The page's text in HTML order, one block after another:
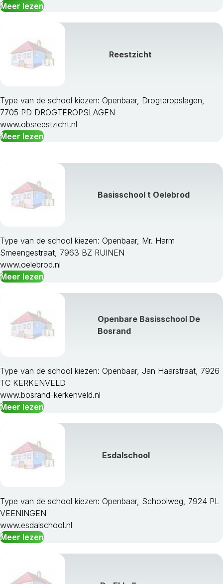
Meer lezen
Reestzicht
Type van de school kiezen: Openbaar, Drogteropslagen,
7705 PD DROGTEROPSLAGEN
www.obsreestzicht.nl
Meer lezen
Basisschool t Oelebrod
Type van de school kiezen: Openbaar, Mr. Harm
Smeengestraat, 7963 BZ RUINEN
www.oelebrod.nl
Meer lezen
Openbare Basisschool De
Bosrand
Type van de school kiezen: Openbaar, Jan Haarstraat, 7926
TC KERKENVELD
www.bosrand-kerkenveld.nl
Meer lezen
Esdalschool
Type van de school kiezen: Openbaar, Schoolweg, 7924 PL
VEENINGEN
www.esdalschool.nl
Meer lezen